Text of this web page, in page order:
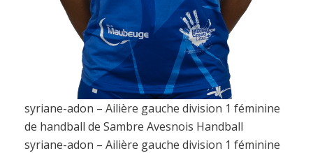
syriane-adon – Ailière gauche division 1 féminine
de handball de Sambre Avesnois Handball
syriane-adon – Ailière gauche division 1 féminine